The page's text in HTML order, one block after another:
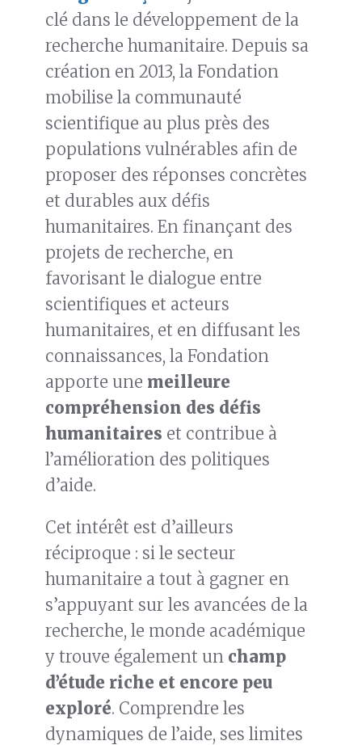
clé dans le développement de la
recherche humanitaire. Depuis sa
création en 2013, la Fondation
mobilise la communauté
scientifique au plus près des
populations vulnérables afin de
proposer des réponses concrètes
et durables aux défis
humanitaires. En finançant des
projets de recherche, en
favorisant le dialogue entre
scientifiques et acteurs
humanitaires, et en diffusant les
connaissances, la Fondation
apporte une meilleure
compréhension des défis
humanitaires et contribue à
l’amélioration des politiques
d’aide.
Cet intérêt est d’ailleurs
réciproque : si le secteur
humanitaire a tout à gagner en
s’appuyant sur les avancées de la
recherche, le monde académique
y trouve également un champ
d’étude riche et encore peu
exploré. Comprendre les
dynamiques de l’aide, ses limites